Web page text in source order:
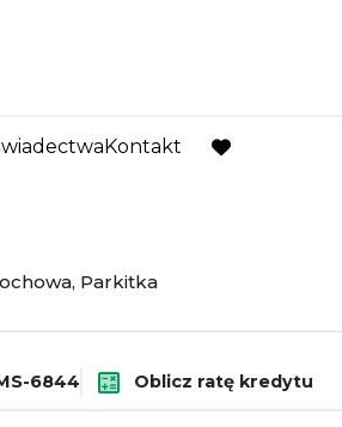
Kontakt
favorite
Parkitka
6844 Oblicz ratę kredytu